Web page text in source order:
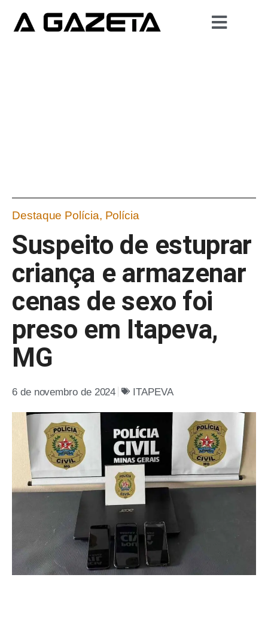
Destaque Polícia, Polícia
Suspeito de estuprar
criança e armazenar
cenas de sexo foi
preso em Itapeva,
MG
6 de novembro de 2024 ITAPEVA